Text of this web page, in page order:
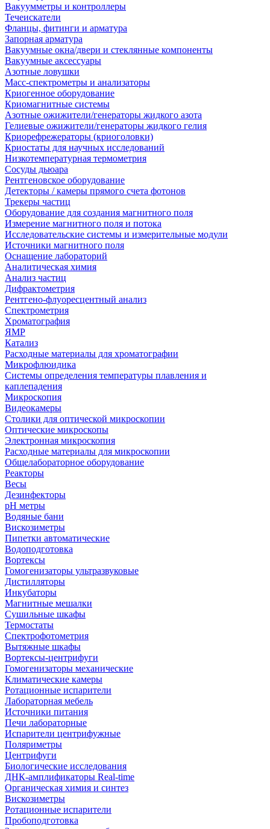
Вакуумметры и контроллеры
Течеискатели
Фланцы, фитинги и арматура
Запорная арматура
Вакуумные окна/двери и стеклянные компоненты
Вакуумные аксессуары
Азотные ловушки
Масс-спектрометры и анализаторы
Криогенное оборудование
Криомагнитные системы
Азотные ожижители/генераторы жидкого азота
Гелиевые ожижители/генераторы жидкого гелия
Криорефрежераторы (криоголовки)
Криостаты для научных исследований
Низкотемпературная термометрия
Сосуды дьюара
Рентгеновское оборудование
Детекторы / камеры прямого счета фотонов
Трекеры частиц
Оборудование для создания магнитного поля
Измерение магнитного поля и потока
Исследовательские системы и измерительные модули
Источники магнитного поля
Оснащение лабораторий
Аналитическая химия
Анализ частиц
Дифрактометрия
Рентгено-флуоресцентный анализ
Спектрометрия
Хроматография
ЯМР
Катализ
Расходные материалы для хроматографии
Микрофлюидика
Системы определения температуры плавления и
каплепадения
Микроскопия
Видеокамеры
Столики для оптической микроскопии
Оптические микроскопы
Электронная микроскопия
Расходные материалы для микроскопии
Общелабораторное оборудование
Реакторы
Весы
Дезинфекторы
рН метры
Водяные бани
Вискозиметры
Пипетки автоматические
Водоподготовка
Вортексы
Гомогенизаторы ультразвуковые
Дистилляторы
Инкубаторы
Магнитные мешалки
Сушильные шкафы
Термостаты
Спектрофотометрия
Вытяжные шкафы
Вортексы-центрифуги
Гомогенизаторы механические
Климатические камеры
Ротационные испарители
Лабораторная мебель
Источники питания
Печи лабораторные
Испарители центрифужные
Поляриметры
Центрифуги
Биологические исследования
ДНК-амплификаторы Real-time
Органическая химия и синтез
Вискозиметры
Ротационные испарители
Пробоподготовка